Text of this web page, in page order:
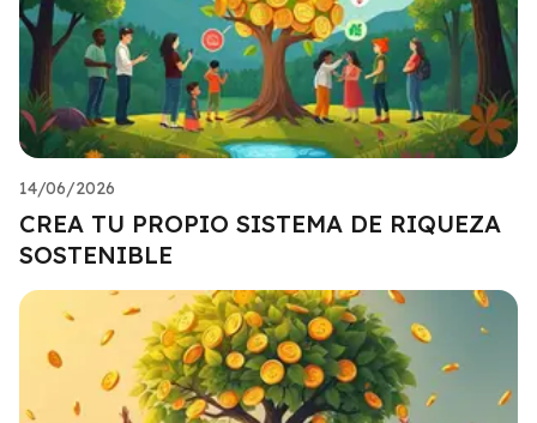
14/06/2026
CREA TU PROPIO SISTEMA DE RIQUEZA
SOSTENIBLE